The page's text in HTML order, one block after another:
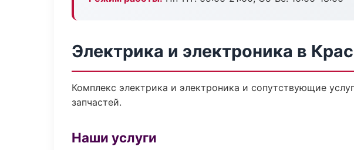
Электрика и электроника в
Комплекс электрика и электроника и сопутствующие
запчастей.
Наши услуги